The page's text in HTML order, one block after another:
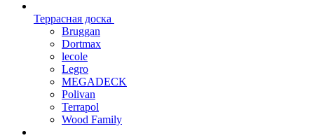
Террасная доска
Bruggan
Dortmax
lecole
Legro
MEGADECK
Polivan
Terrapol
Wood Family